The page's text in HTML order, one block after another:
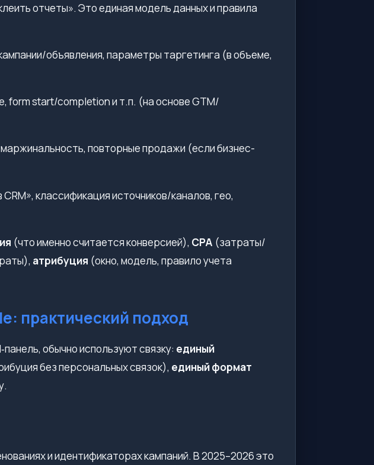
отчеты». Это единая модель данных и правила
объявления, параметры таргетинга (в объеме,
form start/completion и т.п. (на основе GTM/
повторные продажи (если бизнес-
классификация источников/каналов, гео,
(что именно считается конверсией), CPA (затраты/
атрибуция (окно, модель, правило учета
практический подход
обычно используют связку: единый
без персональных связок), единый формат
и идентификаторах кампаний. В 2025–2026 это